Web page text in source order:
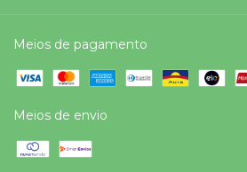
Meios de pagamento
Meios de envio